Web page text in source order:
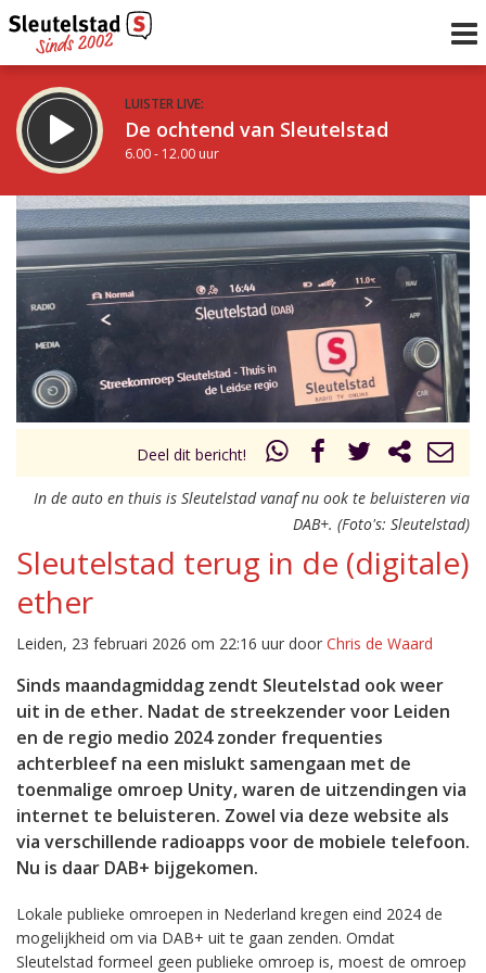
LUISTER LIVE:
De ochtend van Sleutelstad
6.00 - 12.00 uur
STRAKS:
De middag van Sleutelstad
12.00 - 19.00 uur
Vorig uur
uur 1 van 0 Volgend uur
Deel dit bericht!
In de auto en thuis is Sleutelstad vanaf nu ook te beluisteren via
DAB+. (Foto's: Sleutelstad)
Sleutelstad terug in de (digitale)
ether
Leiden, 23 februari 2026 om 22:16 uur door Chris de Waard
Sinds maandagmiddag zendt Sleutelstad ook weer
uit in de ether. Nadat de streekzender voor Leiden
en de regio medio 2024 zonder frequenties
achterbleef na een mislukt samengaan met de
toenmalige omroep Unity, waren de uitzendingen via
internet te beluisteren. Zowel via deze website als
via verschillende radioapps voor de mobiele telefoon.
Nu is daar DAB+ bijgekomen.
Lokale publieke omroepen in Nederland kregen eind 2024 de
mogelijkheid om via DAB+ uit te gaan zenden. Omdat
Sleutelstad formeel geen publieke omroep is, moest de omroep